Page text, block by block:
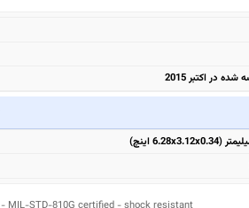
در اکتبر 2015